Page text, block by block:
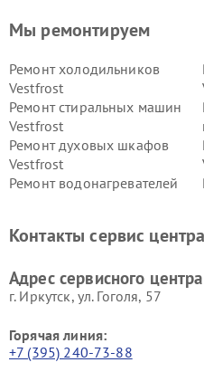
Мы ремонтируем
Ремонт холодильников
Vestfrost
Ремонт стиральных машин
Vestfrost
Ремонт духовых шкафов
Vestfrost
Ремонт водонагревателей
Vestfrost
Контакты сервис центра
Адрес сервисного
г. Иркутск, ул. ​Гоголя, 57
Горячая линия:
+7 (395) 240-73-88